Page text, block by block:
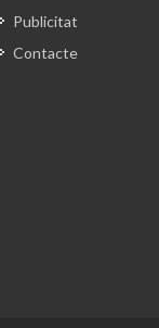
retre
Publicitat
Contacte